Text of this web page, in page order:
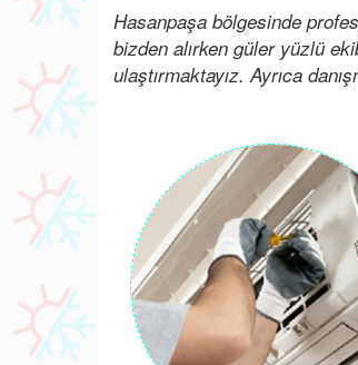
Hasanpaşa bölgesinde
bizden alırken güler yüzlü
ulaştırmaktayız. Ayrıca